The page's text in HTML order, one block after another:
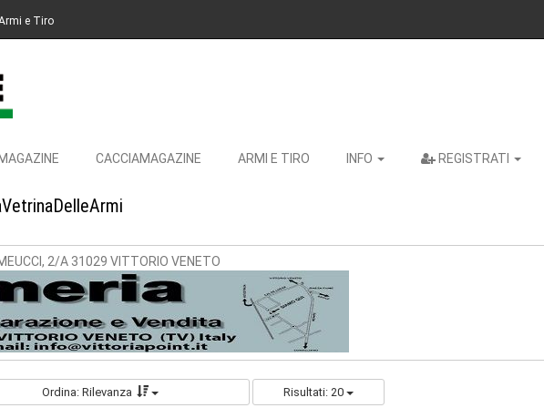
e Tiro
CACCIAMAGAZINE ARMI E TIRO INFO REGISTRATI
2/A 31029 VITTORIO VENETO
Ordina: Rilevanza Risultati: 20